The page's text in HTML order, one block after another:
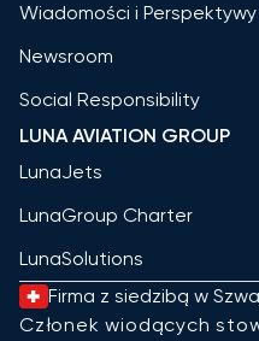
Wiadomości i Perspektywy
Newsroom
Social Responsibility
LUNA AVIATION GROUP
LunaJets
LunaGroup Charter
LunaSolutions
Firma z siedzibą w
Członek wiodących